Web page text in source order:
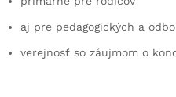
aj pre pedagogických a
verejnosť so záujmom o